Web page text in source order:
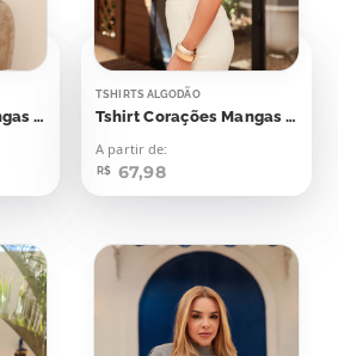
Tshirt Corações Mangas Aplicação
TSHIRTS ALGODÃO
Tshirt Corações Mangas Aplicação
A partir de:
R$ 67,98